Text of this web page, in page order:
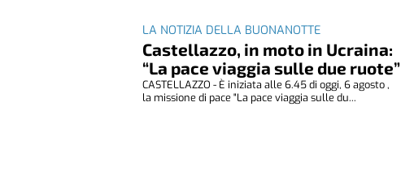
LA NOTIZIA DELLA BUONANOTTE
Castellazzo, in moto in Ucraina:
“La pace viaggia sulle due ruote”
CASTELLAZZO - È iniziata alle 6.45 di oggi, 6 agosto ,
la missione di pace "La pace viaggia sulle du...